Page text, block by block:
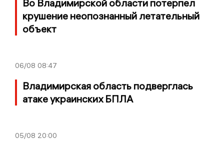
Во Владимирской области потерпел
крушение неопознанный летательный
объект
06/08 08:47
Владимирская область подверглась
атаке украинских БПЛА
05/08 20:00